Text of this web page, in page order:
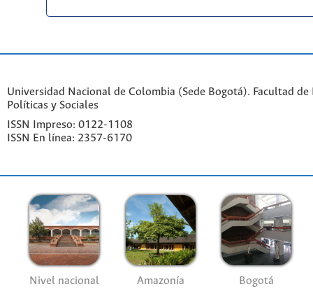
Universidad Nacional de Colombia (Sede Bogotá). Facultad de
Políticas y Sociales
ISSN Impreso: 0122-1108
ISSN En línea: 2357-6170
Nivel nacional Amazonía Bogotá